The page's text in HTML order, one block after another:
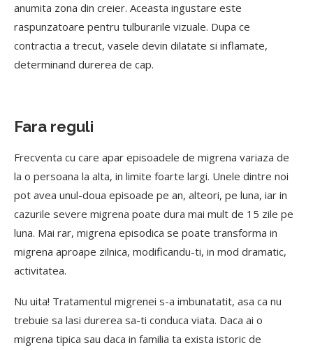
anumita zona din creier. Aceasta ingustare este
raspunzatoare pentru tulburarile vizuale. Dupa ce
contractia a trecut, vasele devin dilatate si inflamate,
determinand durerea de cap.
Fara reguli
Frecventa cu care apar episoadele de migrena variaza de
la o persoana la alta, in limite foarte largi. Unele dintre noi
pot avea unul-doua episoade pe an, alteori, pe luna, iar in
cazurile severe migrena poate dura mai mult de 15 zile pe
luna. Mai rar, migrena episodica se poate transforma in
migrena aproape zilnica, modificandu-ti, in mod dramatic,
activitatea.
Nu uita! Tratamentul migrenei s-a imbunatatit, asa ca nu
trebuie sa lasi durerea sa-ti conduca viata. Daca ai o
migrena tipica sau daca in familia ta exista istoric de